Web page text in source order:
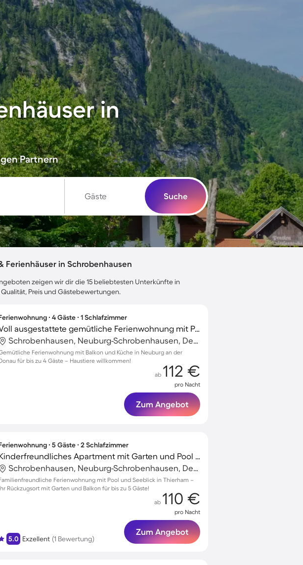
in
Partnern
Gäste Suche
Ferienhäuser in Schrobenhausen
zeigen wir dir die 15 beliebtesten Unterkünfte in
Preis und Gästebewertungen.
∙ 4 Gäste ∙ 1 Schlafzimmer
Voll ausgestattete gemütliche Ferienwohnung mit Pool und Terrasse | Haustiere sind willkommen
Schrobenhausen, Neuburg-Schrobenhausen, Deutschland
Ferienwohnung mit Balkon und Küche in Neuburg an der
für bis zu 4 Gäste – Haustiere willkommen!
ab 112 €
pro Nacht
Zum Angebot
∙ 5 Gäste ∙ 2 Schlafzimmer
Kinderfreundliches Apartment mit Garten und Pool | Seeblick
Schrobenhausen, Neuburg-Schrobenhausen, Deutschland
Ferienwohnung mit Pool und Seeblick in Thierham –
Rückzugsort mit Garten und Balkon für bis zu 5 Gäste!
5.0 Exzellent (1 Bewertung)
ab 110 €
pro Nacht
Zum Angebot